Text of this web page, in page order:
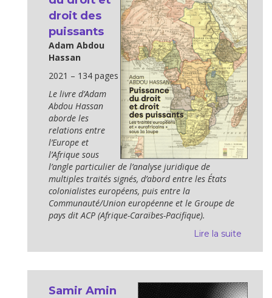
droit des
puissants
Adam Abdou
Hassan
2021 – 134 pages
Le livre d’Adam
Abdou Hassan
aborde les
relations entre
l’Europe et
l’Afrique sous
l’angle particulier de l’analyse juridique de
multiples traités signés, d’abord entre les États
colonialistes européens, puis entre la
Communauté/Union européenne et le Groupe de
pays dit ACP (Afrique-Caraïbes-Pacifique).
Lire la suite
Samir Amin